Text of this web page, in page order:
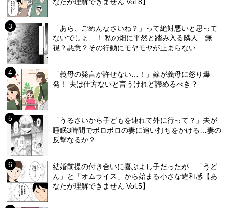
「あら、ごめんなさいね？」って絶対悪いと思って
ないでしょ…！ 私の畑に平然と踏み入る隣人…無
視？悪意？その行動にモヤモヤが止まらない
「義母の発言が許せない…！」嫁が義母に怒り爆
発！ 夫は仕方ないと言うけれど諦めるべき？
「うるさいから子どもを連れて外に行って？」夫が
睡眠3時間でボロボロの妻に追い打ちをかける…妻の
反撃なるか？
結婚前提の付き合いに喜ぶよし子だったが…「うど
ん」と「オムライス」から始まる小さな違和感【あ
なたが理解できません Vol.5】